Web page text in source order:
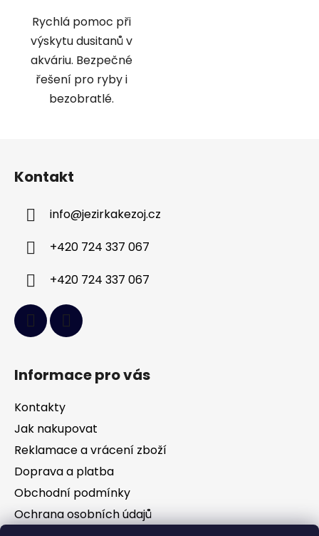
Rychlá pomoc při
výskytu dusitanů v
akváriu. Bezpečné
řešení pro ryby i
bezobratlé.
Kontakt
info@jezirkakezoj.cz
+420 724 337 067
+420 724 337 067
Informace pro vás
Kontakty
Jak nakupovat
Reklamace a vrácení zboží
Doprava a platba
Obchodní podmínky
Ochrana osobních údajů